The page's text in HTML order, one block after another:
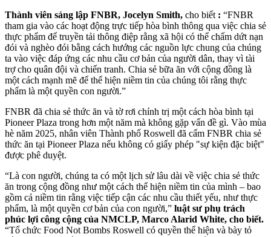
Thành viên sáng lập FNBR, Jocelyn Smith, cho biết : “FNBR
tham gia vào các hoạt động trực tiếp hòa bình thông qua việc chia sẻ
thực phẩm để truyền tải thông điệp rằng xã hội có thể chấm dứt nạn
đói và nghèo đói bằng cách hướng các nguồn lực chung của chúng
ta vào việc đáp ứng các nhu cầu cơ bản của người dân, thay vì tài
trợ cho quân đội và chiến tranh. Chia sẻ bữa ăn với cộng đồng là
một cách mạnh mẽ để thể hiện niềm tin của chúng tôi rằng thực
phẩm là một quyền con người.”
FNBR đã chia sẻ thức ăn và tờ rơi chính trị một cách hòa bình tại
Pioneer Plaza trong hơn một năm mà không gặp vấn đề gì. Vào mùa
hè năm 2025, nhân viên Thành phố Roswell đã cấm FNBR chia sẻ
thức ăn tại Pioneer Plaza nếu không có giấy phép "sự kiện đặc biệt"
được phê duyệt.
“Là con người, chúng ta có một lịch sử lâu dài về việc chia sẻ thức
ăn trong cộng đồng như một cách thể hiện niềm tin của mình – bao
gồm cả niềm tin rằng việc tiếp cận các nhu cầu thiết yếu, như thực
phẩm, là một quyền cơ bản của con người,” luật sư phụ trách
phúc lợi công cộng của NMCLP, Marco Alarid White, cho biết.
“Tổ chức Food Not Bombs Roswell có quyền thể hiện và bày tỏ